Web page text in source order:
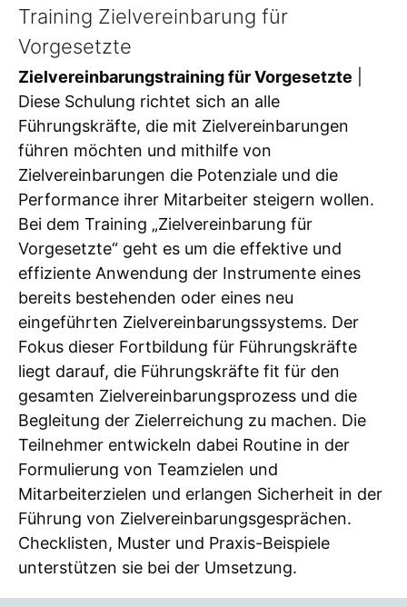
Training Zielvereinbarung für
Vorgesetzte
Zielvereinbarungstraining für Vorgesetzte
Diese Schulung richtet sich an alle
Führungskräfte, die mit Zielvereinbarungen
führen möchten und mithilfe von
Zielvereinbarungen die Potenziale und die
Performance ihrer Mitarbeiter steigern wollen.
Bei dem Training „Zielvereinbarung für
Vorgesetzte“ geht es um die effektive und
effiziente Anwendung der Instrumente eines
bereits bestehenden oder eines neu
eingeführten Zielvereinbarungssystems. Der
Fokus dieser Fortbildung für Führungskräfte
liegt darauf, die Führungskräfte fit für den
gesamten Zielvereinbarungsprozess und die
Begleitung der Zielerreichung zu machen. Die
Teilnehmer entwickeln dabei Routine in der
Formulierung von Teamzielen und
Mitarbeiterzielen und erlangen Sicherheit in der
Führung von Zielvereinbarungsgesprächen.
Checklisten, Muster und Praxis-Beispiele
unterstützen sie bei der Umsetzung.